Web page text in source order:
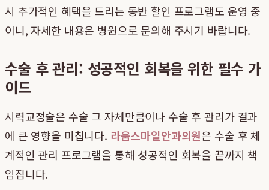
시 추가적인 혜택을 드리는 동반 할인 프로그램도 운영 중
이니, 자세한 내용은 병원으로 문의해 주시기 바랍니다.
수술 후 관리: 성공적인 회복을 위한 필수 가
이드
시력교정술은 수술 그 자체만큼이나 수술 후 관리가 결과
에 큰 영향을 미칩니다. 라움스마일안과의원은 수술 후 체
계적인 관리 프로그램을 통해 성공적인 회복을 끝까지 책
임집니다.